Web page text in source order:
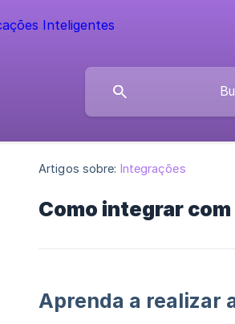
Artigos sobre: Integrações
Como integrar
Aprenda a realizar